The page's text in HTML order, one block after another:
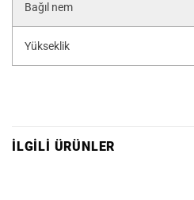
Bağıl nem
Yükseklik
İLGILI ÜRÜNLER